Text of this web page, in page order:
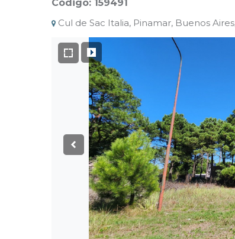
Código: 159491
Cul de Sac Italia, Pinamar, Buenos